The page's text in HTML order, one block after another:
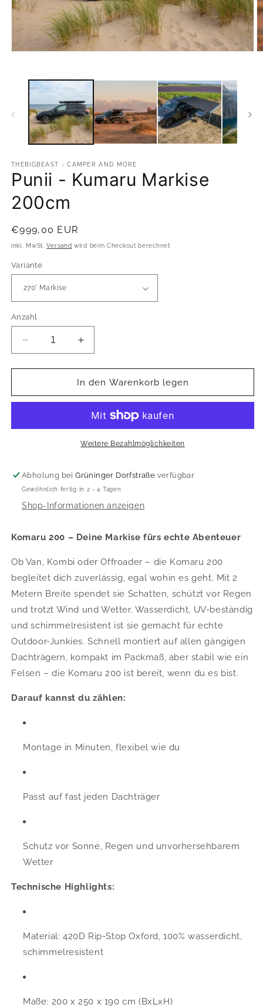
Modal
öffnen
THEBIGBEAST - CAMPER AND MORE
Punii - Kumaru Markise
200cm
Normaler
Preis
€999,00 EUR
inkl. MwSt.Versand wird beim Checkout berechnet
Variante
Anzahl
Verringere
die
Menge
Punii
Markise
Erhöhe
die
Menge
für
Punii
Kumaru
Markise
200cm
In den Warenkorb legen
Weitere Bezahlmöglichkeiten
Abholung beiGrüninger Dorfstraße verfügbar
Gewöhnlich fertig in 2 - 4 Tagen
Shop-Informationen anzeigen
Komaru 200 – Deine Markise fürs echte Abenteuer
Ob Van, Kombi oder Offroader – die Komaru 200
begleitet dich zuverlässig, egal wohin es geht. Mit 2
Metern Breite spendet sie Schatten, schützt vor Regen
und trotzt Wind und Wetter. Wasserdicht, UV-beständig
und schimmelresistent ist sie gemacht für echte
Outdoor-Junkies. Schnell montiert auf allen gängigen
Dachträgern, kompakt im Packmaß, aber stabil wie ein
Felsen – die Komaru 200 ist bereit, wenn du es bist.
Darauf kannst du zählen:
Montage in Minuten, flexibel wie du
Passt auf fast jeden Dachträger
Schutz vor Sonne, Regen und unvorhersehbarem
Wetter
Technische Highlights:
Material: 420D Rip-Stop Oxford, 100% wasserdicht,
schimmelresistent
Maße: 200 x 250 x 190 cm (BxLxH)